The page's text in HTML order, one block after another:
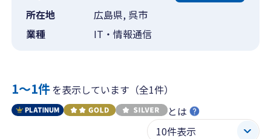
所在地
広島県, 呉市
業種
IT・情報通信
1〜1件を表示しています（全1件）
とは